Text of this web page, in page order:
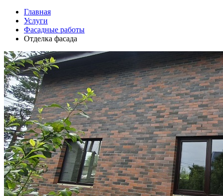
Главная
Услуги
Фасадные работы
Отделка фасада